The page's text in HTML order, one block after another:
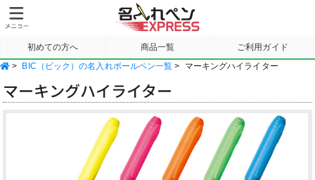
初めての方へ 商品一覧 ご利用ガイド
サンプル請求
> BIC（ビック）の名入れボールペン一覧 > マーキングハイライター
マーキングハイライター